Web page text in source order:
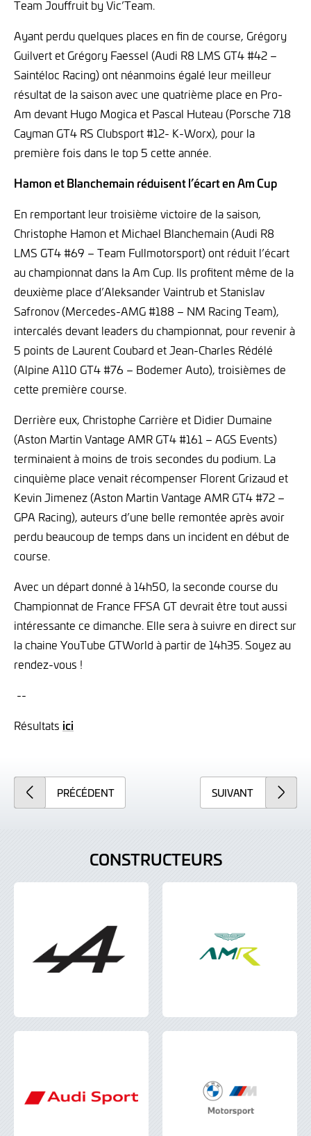
Team Jouffruit by Vic’Team.
Ayant perdu quelques places en fin de course, Grégory
Guilvert et Grégory Faessel (Audi R8 LMS GT4 #42 –
Saintéloc Racing) ont néanmoins égalé leur meilleur
résultat de la saison avec une quatrième place en Pro-
Am devant Hugo Mogica et Pascal Huteau (Porsche 718
Cayman GT4 RS Clubsport #12- K-Worx), pour la
première fois dans le top 5 cette année.
Hamon et Blanchemain réduisent l’écart en Am Cup
En remportant leur troisième victoire de la saison,
Christophe Hamon et Michael Blanchemain (Audi R8
LMS GT4 #69 – Team Fullmotorsport) ont réduit l’écart
au championnat dans la Am Cup. Ils profitent même de la
deuxième place d’Aleksander Vaintrub et Stanislav
Safronov (Mercedes-AMG #188 – NM Racing Team),
intercalés devant leaders du championnat, pour revenir à
5 points de Laurent Coubard et Jean-Charles Rédélé
(Alpine A110 GT4 #76 – Bodemer Auto), troisièmes de
cette première course.
Derrière eux, Christophe Carrière et Didier Dumaine
(Aston Martin Vantage AMR GT4 #161 – AGS Events)
terminaient à moins de trois secondes du podium. La
cinquième place venait récompenser Florent Grizaud et
Kevin Jimenez (Aston Martin Vantage AMR GT4 #72 –
GPA Racing), auteurs d’une belle remontée après avoir
perdu beaucoup de temps dans un incident en début de
course.
Avec un départ donné à 14h50, la seconde course du
Championnat de France FFSA GT devrait être tout aussi
intéressante ce dimanche. Elle sera à suivre en direct sur
la chaine YouTube GTWorld à partir de 14h35. Soyez au
rendez-vous !
--
Résultats ici
PRÉCÉDENT SUIVANT
CONSTRUCTEURS